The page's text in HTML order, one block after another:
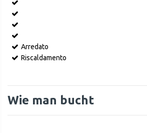
Arredato
Riscaldamento
Wie man bucht